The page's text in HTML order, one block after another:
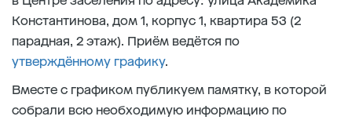
Константинова, дом 1, корпус 1, квартира 53 (2
парадная, 2 этаж). Приём ведётся по
утверждённому графику.
Вместе с графиком публикуем памятку, в которой
собрали всю необходимую информацию по